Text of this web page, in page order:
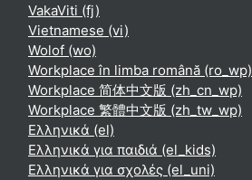
VakaViti ‎(fj)‎
Vietnamese ‎(vi)‎
Wolof ‎(wo)‎
Workplace în limba română ‎(ro_wp)‎
Workplace 简体中文版 ‎(zh_cn_wp)‎
Workplace 繁體中文版 ‎(zh_tw_wp)‎
Ελληνικά ‎(el)‎
Ελληνικά για παιδιά ‎(el_kids)‎
Ελληνικά για σχολές ‎(el_uni)‎